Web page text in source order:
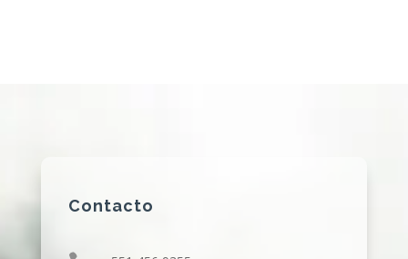
Contacto